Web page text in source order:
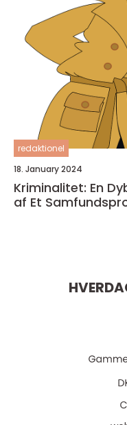
redaktionel
18. January 2024
Kriminalitet: En
af Et